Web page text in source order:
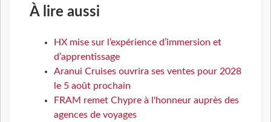
À lire aussi
HX mise sur l’expérience d’immersion et
d’apprentissage
Aranui Cruises ouvrira ses ventes pour 2028
le 5 août prochain
FRAM remet Chypre à l'honneur auprès des
agences de voyages